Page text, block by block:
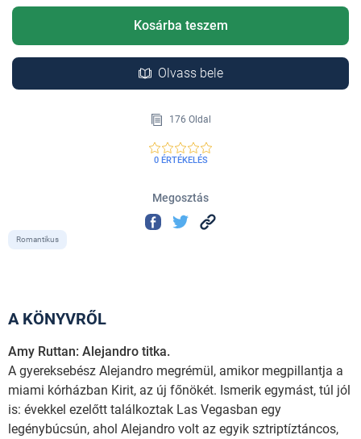
Kosárba teszem
Olvass bele
176 Oldal
0 ÉRTÉKELÉS
Megosztás
Romantikus
A KÖNYVRŐL
Amy Ruttan: Alejandro titka.
A gyereksebész Alejandro megrémül, amikor megpillantja a
miami kórházban Kirit, az új főnökét. Ismerik egymást, túl jól
is: évekkel ezelőtt találkoztak Las Vegasban egy
legénybúcsún, ahol Alejandro volt az egyik sztriptíztáncos,